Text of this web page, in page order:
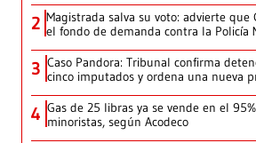
2 Magistrada salva su voto: advierte que
el fondo de demanda contra la Policía
3 Caso Pandora: Tribunal confirma
cinco imputados y ordena una nueva
4 Gas de 25 libras ya se vende en el
minoristas, según Acodeco